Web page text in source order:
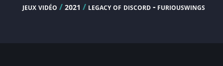
jeux vidéo / 2021 /legacy of discord - furiouswings